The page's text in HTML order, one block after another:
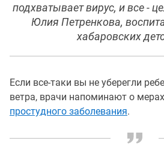
подхватывает вирус, и все -
Юлия Петренкова,
хабаровских
Если все-таки вы не уберегли
ветра, врачи напоминают о мерах
простудного заболевания.